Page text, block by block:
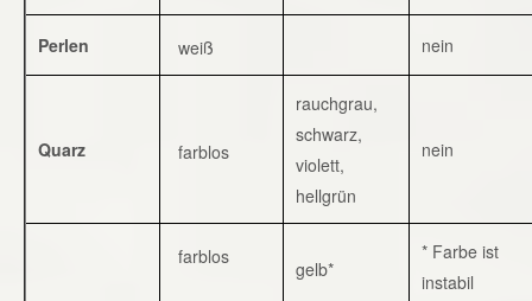
Perlen weiß nein
Quarz farblos
rauchgrau,
schwarz,
violett,
hellgrün
nein
farblos
gelb*
* Farbe ist
instabil